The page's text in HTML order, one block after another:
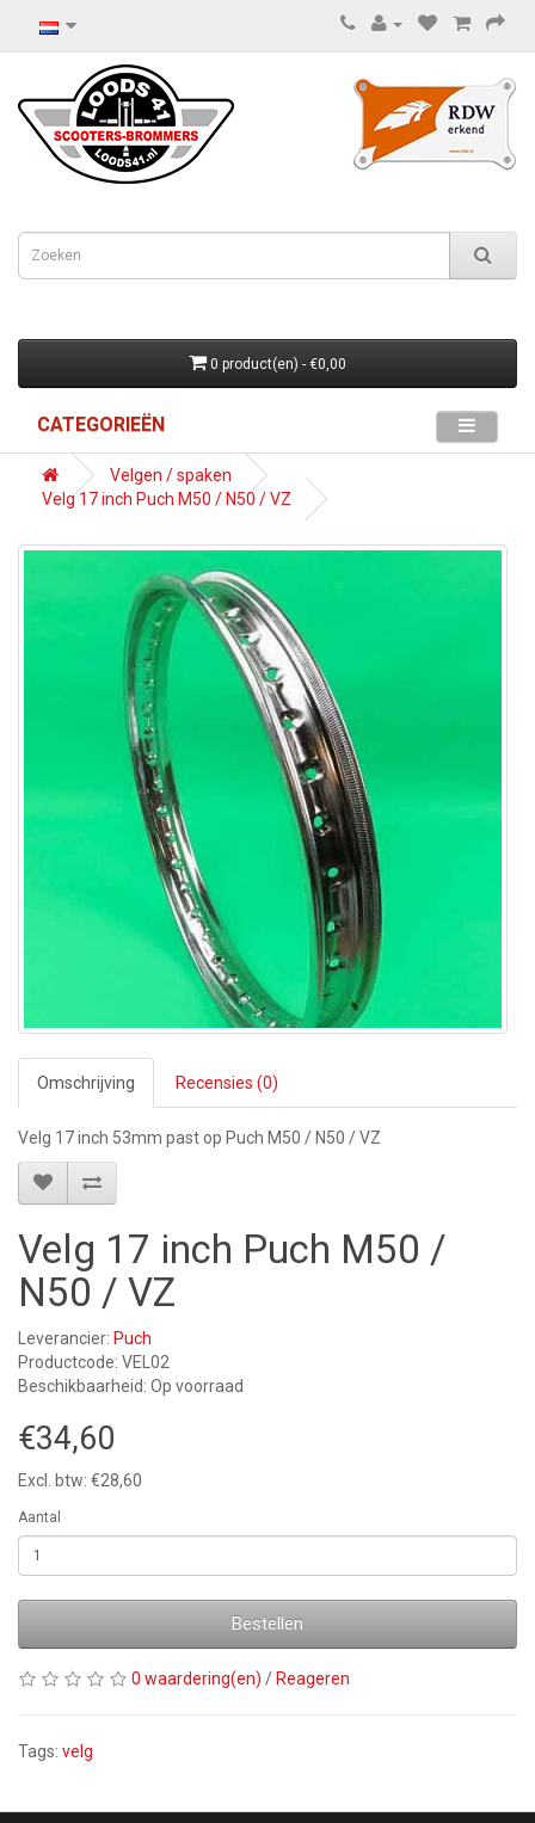
0 product(en) - €0,00
CATEGORIEËN
Velgen / spaken
Velg 17 inch Puch M50 / N50 / VZ
Omschrijving Recensies (0)
Velg 17 inch 53mm past op Puch M50 / N50 / VZ
Velg 17 inch Puch M50 /
N50 / VZ
Leverancier: Puch
Productcode: VEL02
Beschikbaarheid: Op voorraad
€34,60
Excl. btw: €28,60
Aantal
Bestellen
0 waardering(en) / Reageren
Tags: velg